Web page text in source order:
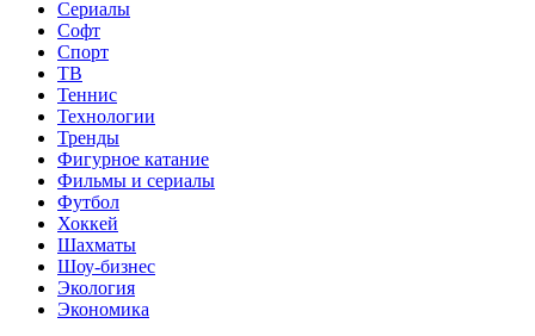
Сериалы
Софт
Спорт
ТВ
Теннис
Технологии
Тренды
Фигурное катание
Фильмы и сериалы
Футбол
Хоккей
Шахматы
Шоу-бизнес
Экология
Экономика